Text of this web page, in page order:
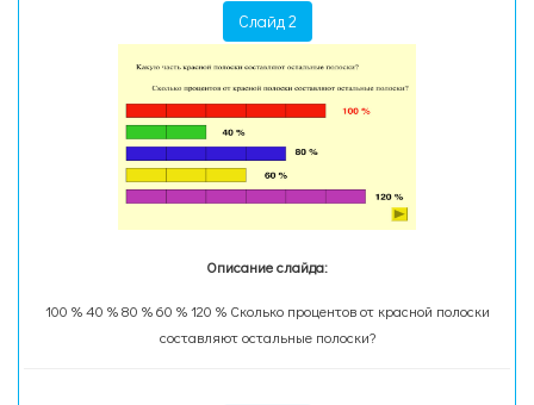
Слайд 2
Описание слайда:
100 % 40 % 80 % 60 % 120 % Сколько процентов от красной полоски
составляют остальные полоски?